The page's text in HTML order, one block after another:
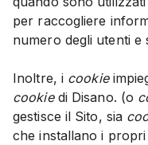
per raccogliere
numero degli utenti e
Inoltre, i cookie
cookiedi Disano. (o
gestisce il Sito, sia
che installano i propri